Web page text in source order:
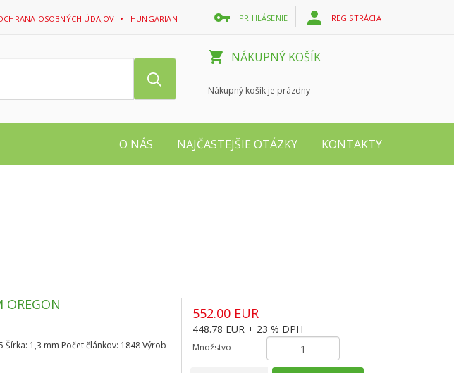
OSOBNÝCH ÚDAJOV HUNGARIAN PRIHLÁSENIE REGISTRÁCIA
NÁKUPNÝ KOŠÍK
Nákupný košík je prázdny
O NÁS NAJČASTEJŠIE OTÁZKY KONTAKTY
OREGON
Šírka: 1,3 mm Počet článkov: 1848 Výrob
552.00 EUR
448.78 EUR + 23 % DPH
Množstvo